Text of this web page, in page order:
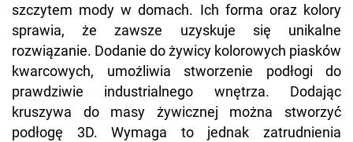
szczytem mody w domach. Ich forma oraz kolory
sprawia, że zawsze uzyskuje się unikalne
rozwiązanie. Dodanie do żywicy kolorowych piasków
kwarcowych, umożliwia stworzenie podłogi do
prawdziwie industrialnego wnętrza. Dodając
kruszywa do masy żywicznej można stworzyć
podłogę 3D. Wymaga to jednak zatrudnienia